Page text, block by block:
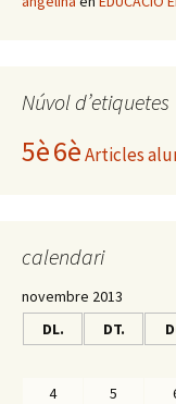
Núvol d’etiquetes
5è6èArticles
calendari
novembre 2013
DL.
DT.
4
5